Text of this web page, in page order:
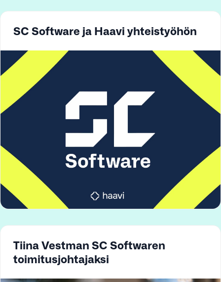
SC Software ja Haavi yhteistyöhön
Tiina Vestman SC Softwaren
toimitusjohtajaksi